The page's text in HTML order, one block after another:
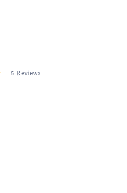
5 Reviews